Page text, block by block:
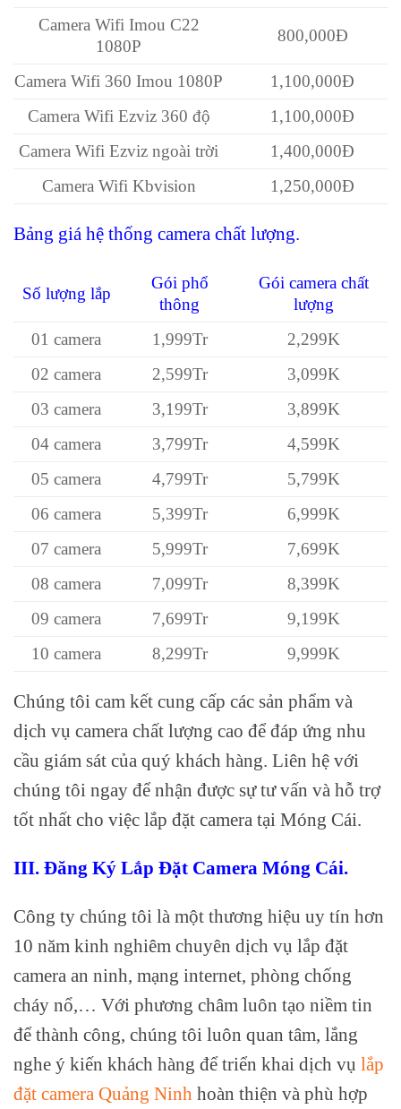
Camera Wifi Imou C22
1080P
800,000Đ
Camera Wifi 360 Imou 1080P
1,100,000Đ
Camera Wifi Ezviz 360 độ
1,100,000Đ
Camera Wifi Ezviz ngoài trời
1,400,000Đ
Camera Wifi Kbvision
1,250,000Đ
Bảng giá hệ thống camera chất lượng.
Số lượng lắp
Gói phổ
thông
Gói camera chất
lượng
01 camera
1,999Tr
2,299K
02 camera
2,599Tr
3,099K
03 camera
3,199Tr
3,899K
04 camera
3,799Tr
4,599K
05 camera
4,799Tr
5,799K
06 camera
5,399Tr
6,999K
07 camera
5,999Tr
7,699K
08 camera
7,099Tr
8,399K
09 camera
7,699Tr
9,199K
10 camera
8,299Tr 9,999K
Chúng tôi cam kết cung cấp các sản phẩm và
dịch vụ camera chất lượng cao để đáp ứng nhu
cầu giám sát của quý khách hàng. Liên hệ với
chúng tôi ngay để nhận được sự tư vấn và hỗ trợ
tốt nhất cho việc lắp đặt camera tại Móng Cái.
III. Đăng Ký Lắp Đặt Camera Móng Cái.
Công ty chúng tôi là một thương hiệu uy tín hơn
10 năm kinh nghiêm chuyên dịch vụ lắp đặt
camera an ninh, mạng internet, phòng chống
cháy nổ,… Với phương châm luôn tạo niềm tin
để thành công, chúng tôi luôn quan tâm, lắng
nghe ý kiến khách hàng để triển khai dịch vụ lắp
đặt camera Quảng Ninh hoàn thiện và phù hợp